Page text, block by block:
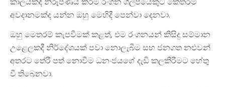
අවදානමක්ද යන්න ඔහු මෙහිදී පෙන්වා දෙනවා.
ඔහු මෙතරම් කැපවීමක් කළත්, එම රංගනයන් කිසිදු සම්මාන
උළෙලකදී නිර්දේශයක් පවා නොලැබීම සහ ජනගත නළුවන්
අතරට තේරී පත් නොවීම ධනංජයගේ දැඩි කලකිරීමට හේතු
වී තිබෙනවා.